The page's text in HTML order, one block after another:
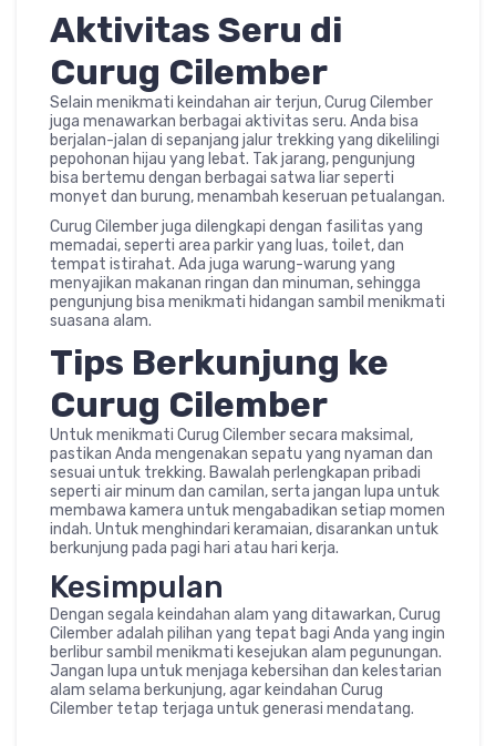
Aktivitas Seru di
Curug Cilember
Selain menikmati keindahan air terjun, Curug Cilember
juga menawarkan berbagai aktivitas seru. Anda bisa
berjalan-jalan di sepanjang jalur trekking yang dikelilingi
pepohonan hijau yang lebat. Tak jarang, pengunjung
bisa bertemu dengan berbagai satwa liar seperti
monyet dan burung, menambah keseruan petualangan.
Curug Cilember juga dilengkapi dengan fasilitas yang
memadai, seperti area parkir yang luas, toilet, dan
tempat istirahat. Ada juga warung-warung yang
menyajikan makanan ringan dan minuman, sehingga
pengunjung bisa menikmati hidangan sambil menikmati
suasana alam.
Tips Berkunjung ke
Curug Cilember
Untuk menikmati Curug Cilember secara maksimal,
pastikan Anda mengenakan sepatu yang nyaman dan
sesuai untuk trekking. Bawalah perlengkapan pribadi
seperti air minum dan camilan, serta jangan lupa untuk
membawa kamera untuk mengabadikan setiap momen
indah. Untuk menghindari keramaian, disarankan untuk
berkunjung pada pagi hari atau hari kerja.
Kesimpulan
Dengan segala keindahan alam yang ditawarkan, Curug
Cilember adalah pilihan yang tepat bagi Anda yang ingin
berlibur sambil menikmati kesejukan alam pegunungan.
Jangan lupa untuk menjaga kebersihan dan kelestarian
alam selama berkunjung, agar keindahan Curug
Cilember tetap terjaga untuk generasi mendatang.